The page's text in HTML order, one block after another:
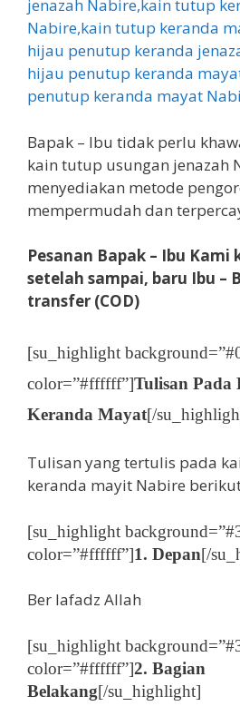
Bapak – Ibu tidak perlu
kain tutup usungan jenazah
menyediakan metode
mempermudah dan
Pesanan Bapak – Ibu
setelah sampai, baru Ibu –
transfer (COD)
[su_highlight
color=”#ffffff”]Tulisan Pada
Keranda Mayat[/
Tulisan yang tertulis pada
keranda mayit Nabire
[su_highlight
color=”#ffffff”]1. Depan[/
Ber lafadz Allah
[su_highlight
color=”#ffffff”]2. Bagian
Belakang[/su_highlight]